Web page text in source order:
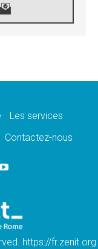
vers
est un acte
de Colomb à
meurtre et
l'émotion
Les services
Contactez-nous
https://fr.zenit.org